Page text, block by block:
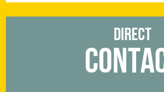
Direct